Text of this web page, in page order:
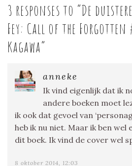
3 responses to “De
Fey: Call of the Forgotten
Kagawa”
anneke
Ik vind eigenlijk dat ik
andere boeken moet
ik ook dat gevoel van
heb ik nu niet. Maar ik ben wel
dit boek. Ik vind de cover wel
8 oktober 2014, 12:03